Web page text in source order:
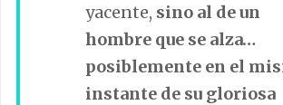
yacente, sino al de un
hombre que se alza…
posiblemente en el
instante de su gloriosa